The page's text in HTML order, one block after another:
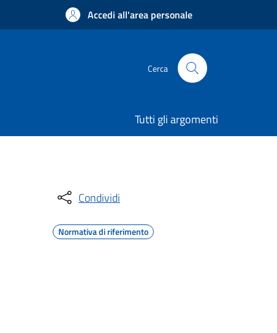
Accedi all'area personale
Cerca
Tutti gli argomenti
Condividi
Normativa di riferimento